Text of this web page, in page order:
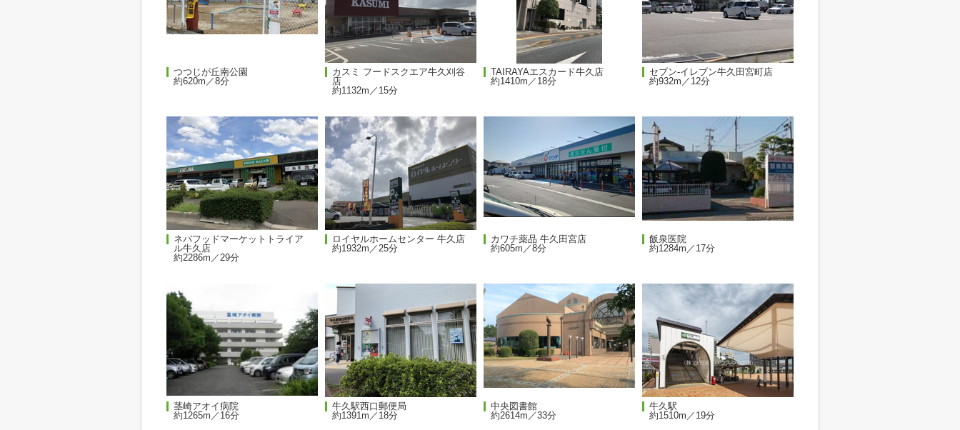
つつじが丘南公園
約620m／8分
カスミ フードスクエア牛久刈谷
店
約1132m／15分
TAIRAYAエスカード牛久店
約1410m／18分
セブン-イレブン牛久田宮町店
約932m／12分
ネバフッドマーケットトライア
ル牛久店
約2286m／29分
ロイヤルホームセンター 牛久店
約1932m／25分
カワチ薬品 牛久田宮店
約605m／8分
飯泉医院
約1284m／17分
茎崎アオイ病院
約1265m／16分
牛久駅西口郵便局
約1391m／18分
中央図書館
約2614m／33分
牛久駅
約1510m／19分